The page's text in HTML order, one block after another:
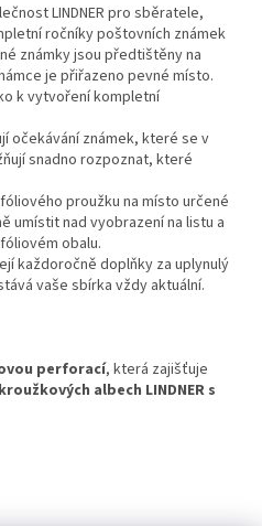
LINDNER pro sběratele,
ročníky poštovních známek
známky jsou předtištěny na
je přiřazeno pevné místo.
k vytvoření kompletní
očekávání známek, které se v
snadno rozpoznat, které
proužku na místo určené
umístit nad vyobrazení na listu a
obalu.
každoročně doplňky za uplynulý
vaše sbírka vždy aktuální.
perforací, která zajišťuje
albech LINDNER s